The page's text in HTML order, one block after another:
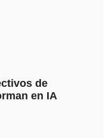
de
en IA